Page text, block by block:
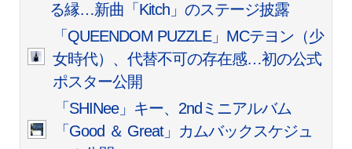
る縁…新曲「Kitch」のステージ披露
「QUEENDOM PUZZLE」MCテヨン（少
女時代）、代替不可の存在感…初の公式
ポスター公開
「SHINee」キー、2ndミニアルバム
「Good ＆ Great」カムバックスケジュ